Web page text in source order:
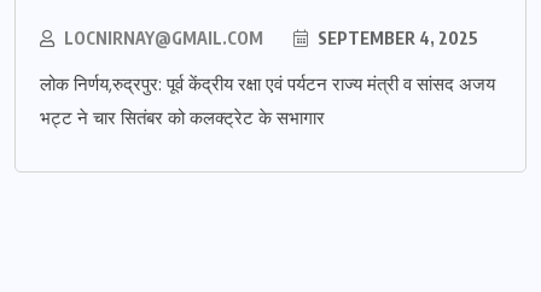
LOCNIRNAY@GMAIL.COM SEPTEMBER 4, 2025
लोक निर्णय,रुद्रपुर: पूर्व केंद्रीय रक्षा एवं पर्यटन राज्य मंत्री व सांसद अजय
भट्ट ने चार सितंबर को कलक्ट्रेट के सभागार